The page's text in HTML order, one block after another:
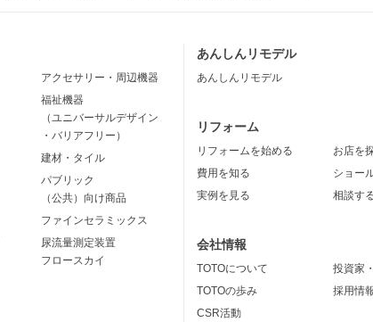
アクセサリー・周辺機器
福祉機器
（ユニバーサルデザイン
・バリアフリー）
建材・タイル
パブリック
（公共）向け商品
ファインセラミックス
尿流量測定装置
フロースカイ
あんしんリモデル
あんしんリモデル
リフォーム
リフォームを始める
費用を知る
実例を見る
お店を
ショー
相談す
会社情報
TOTOについて
TOTOの歩み
CSR活動
投資家
採用情